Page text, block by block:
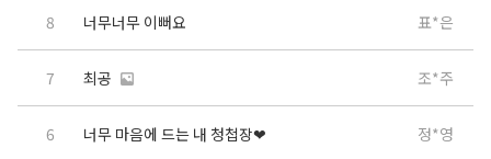
8 너무너무 이뻐요 표*은
7 최공 조*주
6 너무 마음에 드는 내 청첩장❤ 정*영